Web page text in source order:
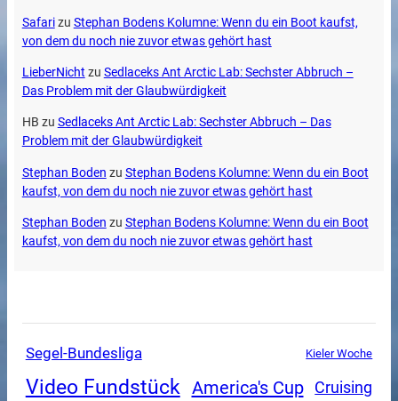
Safarizu Stephan Bodens Kolumne: Wenn du ein Boot kaufst,
von dem du noch nie zuvor etwas gehört hast
LieberNicht zu Sedlaceks Ant Arctic Lab: Sechster Abbruch –
Das Problem mit der Glaubwürdigkeit
HB zu Sedlaceks Ant Arctic Lab: Sechster Abbruch – Das
Problem mit der Glaubwürdigkeit
Stephan Boden zu Stephan Bodens Kolumne: Wenn du ein Boot
kaufst, von dem du noch nie zuvor etwas gehört hast
Stephan Boden zu Stephan Bodens Kolumne: Wenn du ein Boot
kaufst, von dem du noch nie zuvor etwas gehört hast
Segel-Bundesliga Kieler Woche
Video Fundstück America's Cup Cruising